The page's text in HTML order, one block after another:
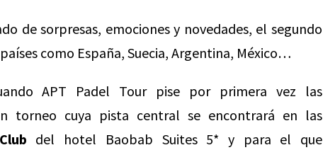
de sorpresas, emociones y novedades, el segundo
como España, Suecia, Argentina, México…
APT Padel Tour pise por primera vez las
torneo cuya pista central se encontrará en las
del hotel Baobab Suites 5* y para el que